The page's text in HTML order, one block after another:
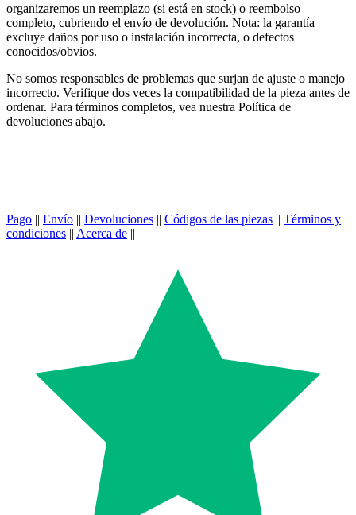
organizaremos un reemplazo (si está en stock) o reembolso
completo, cubriendo el envío de devolución. Nota: la garantía
excluye daños por uso o instalación incorrecta, o defectos
conocidos/obvios.
No somos responsables de problemas que surjan de ajuste o manejo
incorrecto. Verifique dos veces la compatibilidad de la pieza antes de
ordenar. Para términos completos, vea nuestra Política de
devoluciones abajo.
Pago || Envío || Devoluciones || Códigos de las piezas || Términos y
condiciones || Acerca de ||